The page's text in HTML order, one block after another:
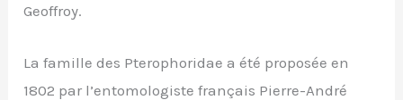
Geoffroy.
La famille des Pterophoridae a été proposée en
1802 par l’entomologiste français Pierre-André